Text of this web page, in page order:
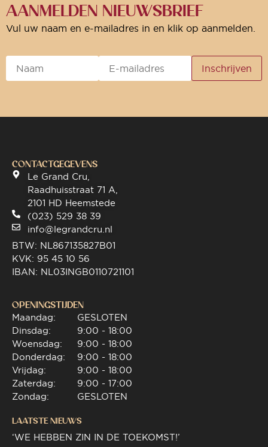
AANMELDEN NIEUWSBRIEF
Vul uw naam en e-mailadres in en klik op aanmelden.
CONTACTGEGEVENS
Le Grand Cru,
Raadhuisstraat 71 A,
2101 HD Heemstede
(023) 529 38 39
info@legrandcru.nl
BTW: NL867135827B01
KVK: 95 45 10 56
IBAN: NL03INGB0110721101
OPENINGSTIJDEN
Maandag:
Dinsdag:
Woensdag:
Donderdag:
Vrijdag:
Zaterdag:
Zondag:
GESLOTEN
9:00 - 18:00
9:00 - 18:00
9:00 - 18:00
9:00 - 18:00
9:00 - 17:00
GESLOTEN
LAATSTE NIEUWS
‘WE HEBBEN ZIN IN DE TOEKOMST!’